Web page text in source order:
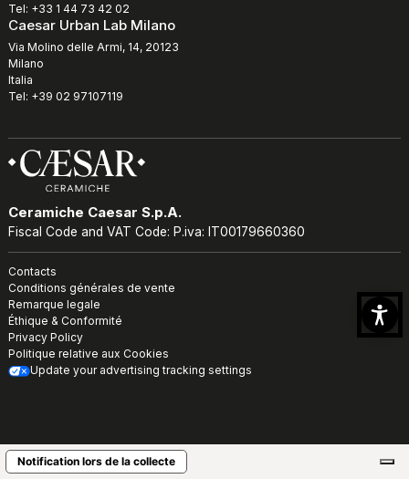
Tel: +33 1 44 73 42 02
Caesar Urban Lab Milano
Via Molino delle Armi, 14, 20123
Milano
Italia
Tel: +39 02 97107119
Ceramiche Caesar S.p.A.
Fiscal Code and VAT Code: P.iva: IT00179660360
Contacts
Conditions générales de vente
Remarque legale
Éthique & Conformité
Privacy Policy
Politique relative aux Cookies
Update your advertising tracking settings
Notification lors de la collecte